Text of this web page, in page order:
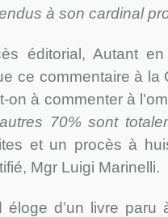
à son cardinal
éditorial, Autant
ce commentaire à la
on à commenter à
70% sont
et un procès à
Mgr Luigi Marinelli.
d’un livre paru